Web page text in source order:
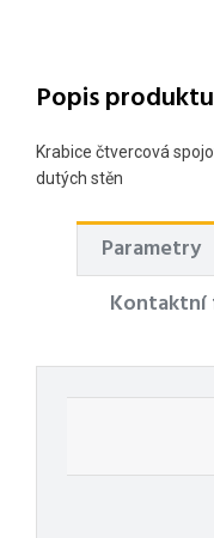
Popis produktu
Krabice čtvercová
dutých stěn
Parametry
Kontaktní